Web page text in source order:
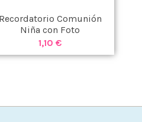
Recordatorio Comunión
Niña con Foto
1,10 €